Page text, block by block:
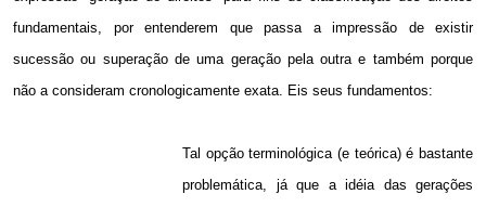
fundamentais, por entenderem que passa a impressão de existir
sucessão ou superação de uma geração pela outra e também porque
não a consideram cronologicamente exata. Eis seus fundamentos:
Tal opção terminológica (e teórica) é bastante
problemática, já que a idéia das gerações